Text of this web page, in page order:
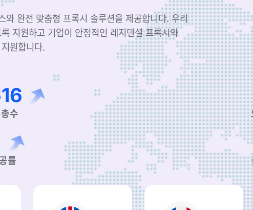
완전 맞춤형 프록시 솔루션을 제공합니다. 우리
지원하고 기업이 안정적인 레지덴셜 프록시와
원합니다.
수
률